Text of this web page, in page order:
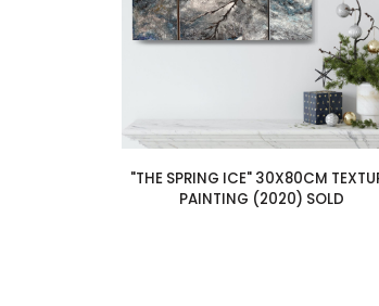
"THE SPRING ICE" 30X80CM
PAINTING (2020) SOLD